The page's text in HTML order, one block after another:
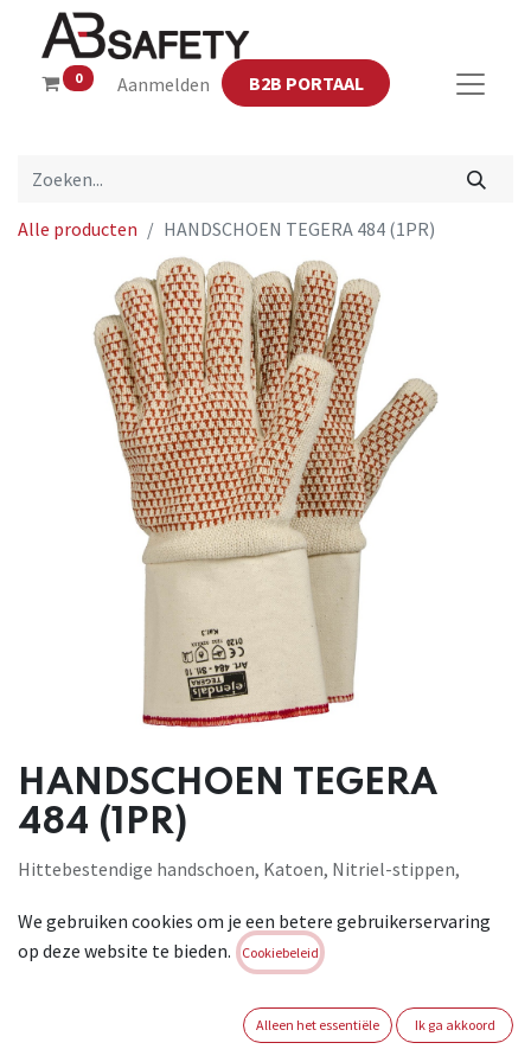
0 Aanmelden B2B PORTAAL
Alle producten HANDSCHOEN TEGERA 484 (1PR)
HANDSCHOEN TEGERA
484 (1PR)
Hittebestendige handschoen, Katoen, Nitriel-stippen,
algemene werkzaamheden. EN 388:2003 1.2.3.2 EN407
0.2.X.X.X.X
Login of registreer om verder te
We gebruiken cookies om je een betere gebruikerservaring
op deze website te bieden.
Cookiebeleid
Alleen het essentiële Ik ga akkoord